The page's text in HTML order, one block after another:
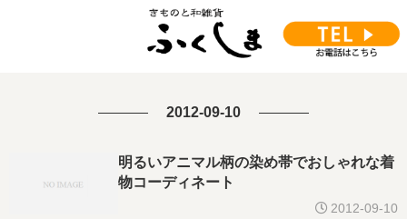
2012-09-10
明るいアニマル柄の染め帯でおしゃれな着
物コーディネート
2012-09-10